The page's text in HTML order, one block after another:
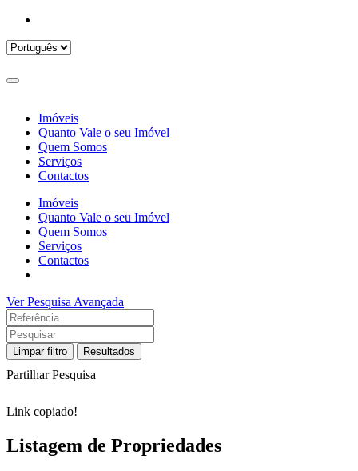
Imóveis
Quanto Vale o seu Imóvel
Quem Somos
Serviços
Contactos
Imóveis
Quanto Vale o seu Imóvel
Quem Somos
Serviços
Contactos
Ver Pesquisa Avançada
Limpar filtro Resultados
Partilhar Pesquisa
Link copiado!
Listagem de Propriedades